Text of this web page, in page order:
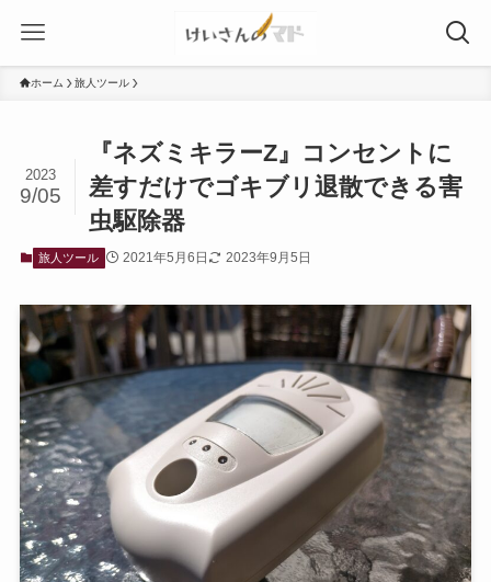
ホーム 旅人ツール
『ネズミキラーZ』コンセントに
差すだけでゴキブリ退散できる害
虫駆除器
2023
9/05
旅人ツール 2021年5月6日 2023年9月5日